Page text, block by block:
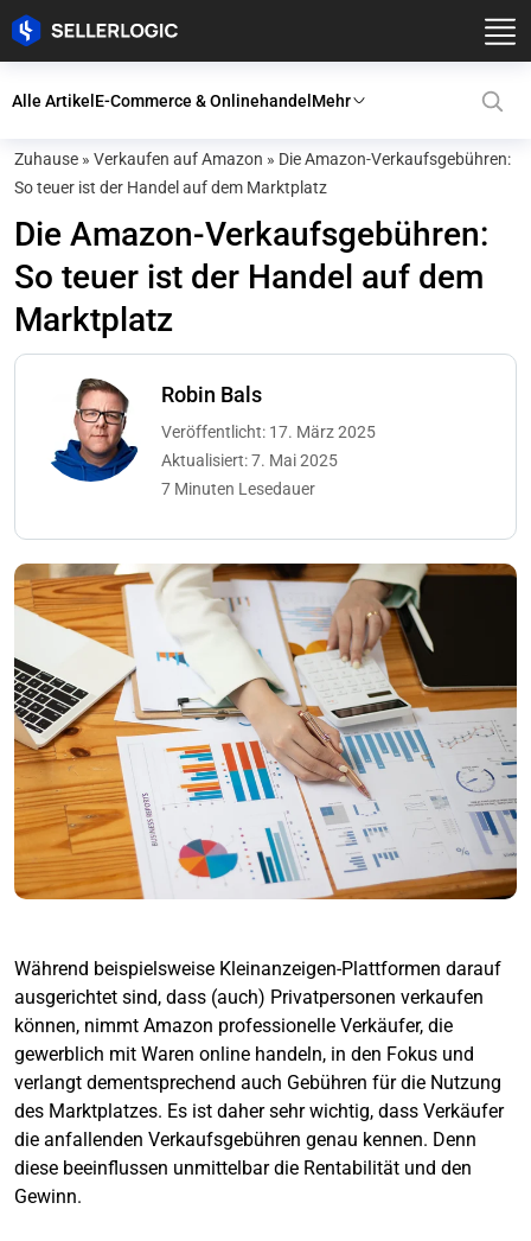
Alle ArtikelE-Commerce & OnlinehandelMehr
Zuhause » Verkaufen auf Amazon » Die Amazon-Verkaufsgebühren:
So teuer ist der Handel auf dem Marktplatz
Die Amazon-Verkaufsgebühren:
So teuer ist der Handel auf dem
Marktplatz
Robin Bals
Veröffentlicht: 17. März 2025
Aktualisiert: 7. Mai 2025
7 Minuten Lesedauer
Während beispielsweise Kleinanzeigen-Plattformen darauf
ausgerichtet sind, dass (auch) Privatpersonen verkaufen
können, nimmt Amazon professionelle Verkäufer, die
gewerblich mit Waren online handeln, in den Fokus und
verlangt dementsprechend auch Gebühren für die Nutzung
des Marktplatzes. Es ist daher sehr wichtig, dass Verkäufer
die anfallenden Verkaufsgebühren genau kennen. Denn
diese beeinflussen unmittelbar die Rentabilität und den
Gewinn.